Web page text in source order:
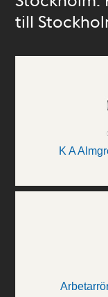
till
K A